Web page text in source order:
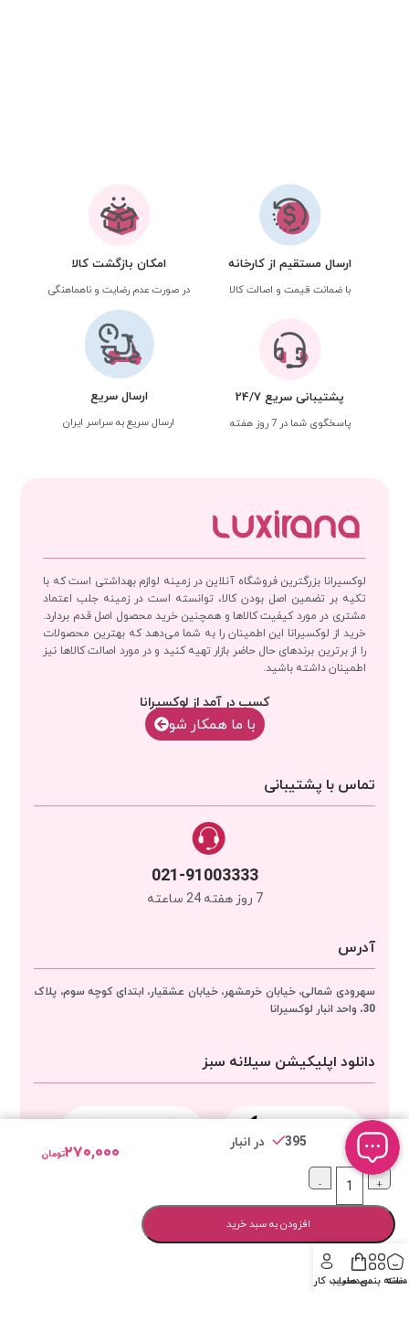
395 در انبار
- +
افزودن به سبد خرید
تومان۲۷۰,۰۰۰
ارسال مستقیم از کارخانه
با ضمانت قیمت و اصالت کالا
امکان بازگشت کالا
در صورت عدم رضایت و ناهماهنگی
پشتیبانی سریع 24/7
پاسخگوی شما در 7 روز هفته
ارسال سریع
ارسال سریع به سراسر ایران
لوکسیرانا بزرگترین فروشگاه آنلاین در زمینه لوازم بهداشتی است که با
تکیه بر تضمین اصل بودن کالا، توانسته است در زمینه جلب اعتماد
مشتری در مورد کیفیت کالاها و همچنین خرید محصول اصل قدم بردارد.
خرید از لوکسیرانا این اطمینان را به شما می‌دهد که بهترین محصولات
را از برترین برندهای حال حاضر بازار تهیه کنید و در مورد اصالت کالاها نیز
اطمینان داشته باشید.
کسب در آمد از لوکسیرانا
با‌‌ ما همکار شو
تماس با پشتیبانی
021-91003333
7 روز هفته 24 ساعته
آدرس
سهرودی شمالی، خیابان خرمشهر، خیابان عشقیار، ابتدای کوچه سوم، پلاک
30، واحد انبار
لوکسیرانا
دانلود اپلیکیشن سیلانه سبز
مجوزهای لوکسیرانا
خانه
دسته بندی ها
سبد خرید
حساب کاربری